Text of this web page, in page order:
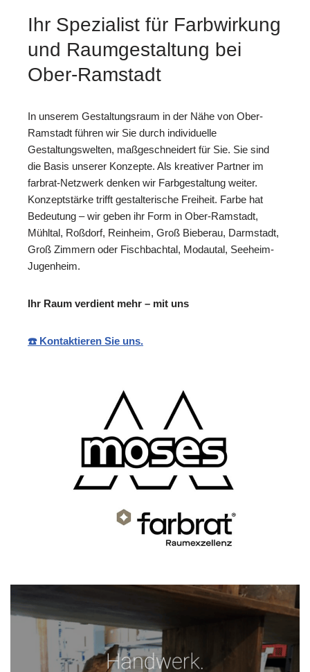
Ihr Spezialist für Farbwirkung
und Raumgestaltung bei
Ober-Ramstadt
In unserem Gestaltungsraum in der Nähe von Ober-
Ramstadt führen wir Sie durch individuelle
Gestaltungswelten, maßgeschneidert für Sie. Sie sind
die Basis unserer Konzepte. Als kreativer Partner im
farbrat-Netzwerk denken wir Farbgestaltung weiter.
Konzeptstärke trifft gestalterische Freiheit. Farbe hat
Bedeutung – wir geben ihr Form in Ober-Ramstadt,
Mühltal, Roßdorf, Reinheim, Groß Bieberau, Darmstadt,
Groß Zimmern oder Fischbachtal, Modautal, Seeheim-
Jugenheim.
Ihr Raum verdient mehr – mit uns
☎️ Kontaktieren Sie uns.